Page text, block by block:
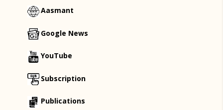
Aasmant
Google News
YouTube
Subscription
Publications